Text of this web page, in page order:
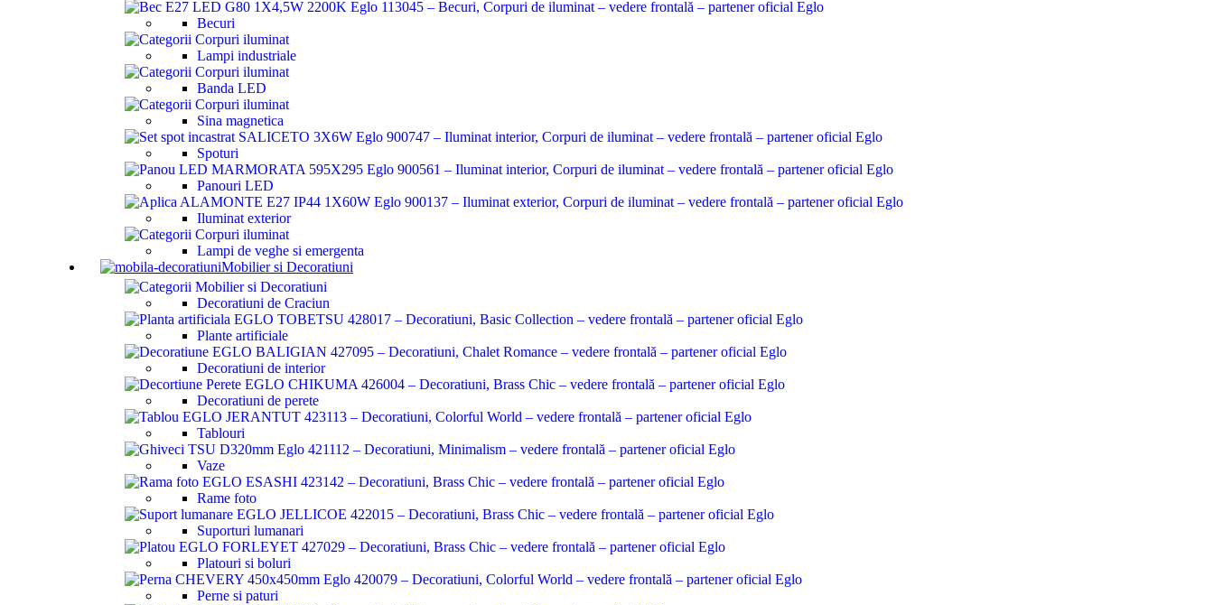
Becuri
Lampi industriale
Banda LED
Sina magnetica
Spoturi
Panouri LED
Iluminat exterior
Lampi de veghe si emergenta
Mobilier si Decoratiuni
Decoratiuni de Craciun
Plante artificiale
Decoratiuni de interior
Decoratiuni de perete
Tablouri
Vaze
Rame foto
Suporturi lumanari
Platouri si boluri
Perne si paturi